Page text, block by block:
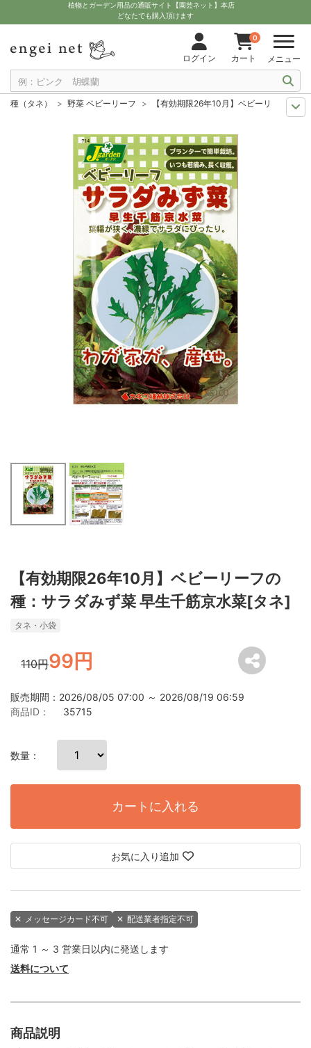
植物とガーデン用品の通販サイト【園芸ネット】本店
どなたでも購入頂けます
ログイン
0
カート メニュー
種（タネ） 野菜 ベビーリーフ
【有効期限26年10月】ベビーリーフの
まき時から探そう
野菜・ハーブの種 周年 【有効期限26年10月】ベビ
【有効期限26年10月】ベビーリーフの
種：サラダみず菜 早生千筋京水菜[タネ]
タネ・小袋
110円99円
販売期間：2026/08/05 07:00 ～ 2026/08/19 06:59
商品ID：
35715
数量：
カートに入れる
お気に入り追加
✕ メッセージカード不可 ✕ 配送業者指定不可
通常 1 ～ 3 営業日以内に発送します
送料について
商品説明